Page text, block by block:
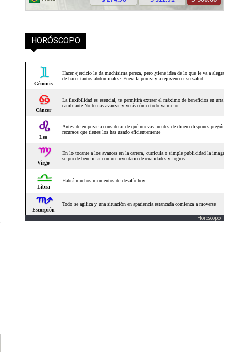
HORÓSCOPO
Horoscopo